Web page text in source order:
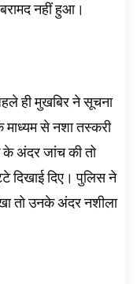
नहीं हुआ।
ही मुखबिर ने सूचना
से नशा तस्करी
अंदर जांच की तो
दिखाई दिए। पुलिस ने
तो उनके अंदर नशीला